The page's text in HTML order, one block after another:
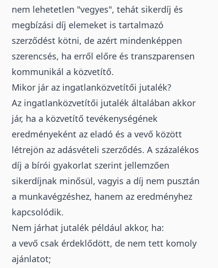
nem lehetetlen "vegyes", tehát sikerdíj és
megbízási díj elemeket is tartalmazó
szerződést kötni, de azért mindenképpen
szerencsés, ha erről előre és transzparensen
kommunikál a közvetítő.
Mikor jár az ingatlanközvetítői jutalék?
Az ingatlanközvetítői jutalék általában akkor
jár, ha a közvetítő tevékenységének
eredményeként az eladó és a vevő között
létrejön az adásvételi szerződés. A százalékos
díj a bírói gyakorlat szerint jellemzően
sikerdíjnak minősül, vagyis a díj nem pusztán
a munkavégzéshez, hanem az eredményhez
kapcsolódik.
Nem járhat jutalék például akkor, ha:
a vevő csak érdeklődött, de nem tett komoly
ajánlatot;